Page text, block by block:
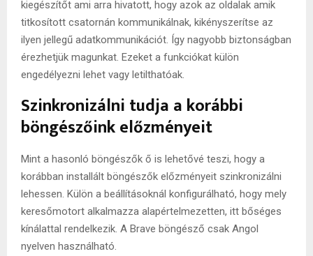
kiegészítőt ami arra hivatott, hogy azok az oldalak amik
titkosított csatornán kommunikálnak, kikényszerítse az
ilyen jellegű adatkommunikációt. Így nagyobb biztonságban
érezhetjük magunkat. Ezeket a funkciókat külön
engedélyezni lehet vagy letilthatóak.
Szinkronizálni tudja a korábbi
böngészőink előzményeit
Mint a hasonló böngészők ő is lehetővé teszi, hogy a
korábban installált böngészők előzményeit szinkronizálni
lehessen. Külön a beállításoknál konfigurálható, hogy mely
keresőmotort alkalmazza alapértelmezetten, itt bőséges
kínálattal rendelkezik. A Brave böngésző csak Angol
nyelven használható.